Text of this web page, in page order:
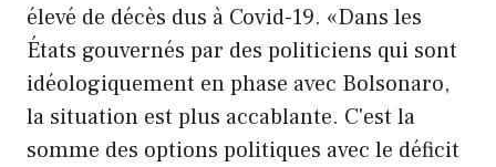
élevé de décès dus à Covid-19. «Dans les
États gouvernés par des politiciens qui sont
idéologiquement en phase avec Bolsonaro,
la situation est plus accablante. C'est la
somme des options politiques avec le déficit